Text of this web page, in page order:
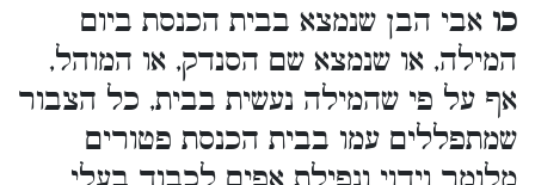
כו אבי הבן שנמצא בבית הכנסת ביום
המילה, או שנמצא שם הסנדק, או המוהל,
אף על פי שהמילה נעשית בבית, כל הצבור
שמתפללים עמו בבית הכנסת פטורים